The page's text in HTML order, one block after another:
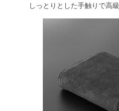
しっとりとした手触りで高